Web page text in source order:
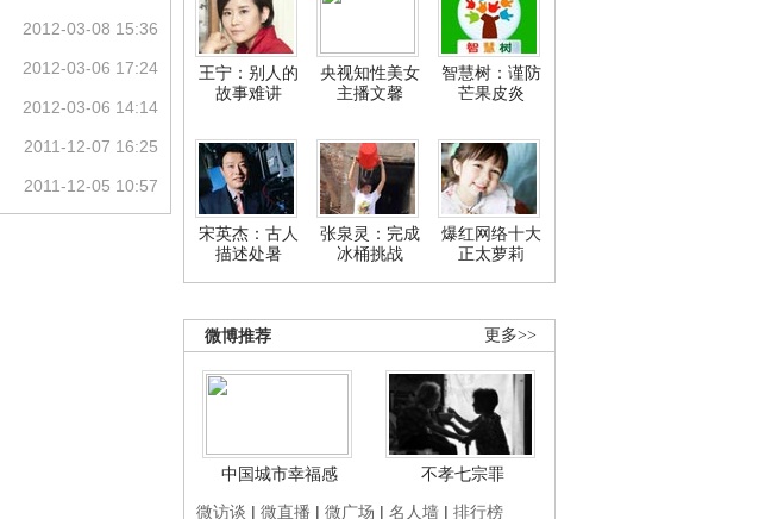
王宁：别人的
故事难讲
央视知性美女
主播文馨
智慧树：谨防
芒果皮炎
宋英杰：古人
描述处暑
张泉灵：完成
冰桶挑战
爆红网络十大
正太萝莉
更多>>
微博推荐
中国城市幸福感
不孝七宗罪
微访谈 | 微直播 | 微广场 | 名人墙 | 排行榜
2012-03-08 15:36
2012-03-06 17:24
2012-03-06 14:14
2011-12-07 16:25
2011-12-05 10:57